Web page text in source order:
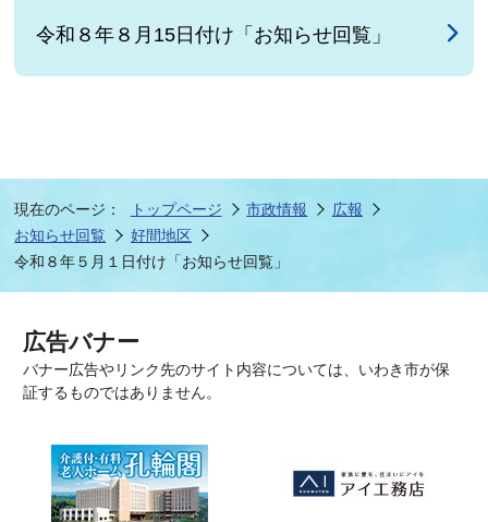
令和８年８月15日付け「お知らせ回覧」
現在のページ： トップページ 市政情報
広報
お知らせ回覧
好間地区
令和８年５月１日付け「お知らせ回覧」
広告バナー
バナー広告やリンク先のサイト内容については、いわき市が保
証するものではありません。